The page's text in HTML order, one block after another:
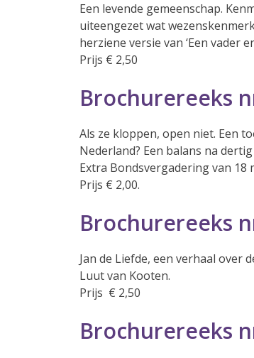
Een levende gemeenschap.
uiteengezet wat
herziene versie van ‘Een vader
Prijs € 2,50
Brochurereeks
Als ze kloppen, open niet. Een
Nederland? Een balans na
Extra Bondsvergadering van 18
Prijs € 2,00.
Brochurereeks
Jan de Liefde, een verhaal over
Luut van Kooten.
Prijs € 2,50
Brochurereeks